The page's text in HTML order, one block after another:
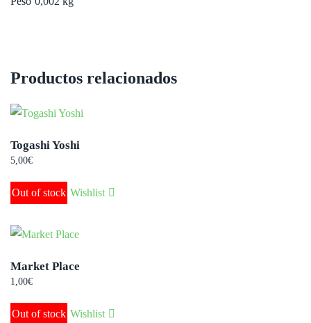
Productos relacionados
Togashi Yoshi
5,00€
Out of stock Wishlist
Market Place
1,00€
Out of stock Wishlist